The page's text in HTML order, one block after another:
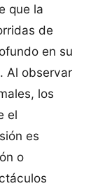
que la
de
en su
Al observar
los
el
es
o